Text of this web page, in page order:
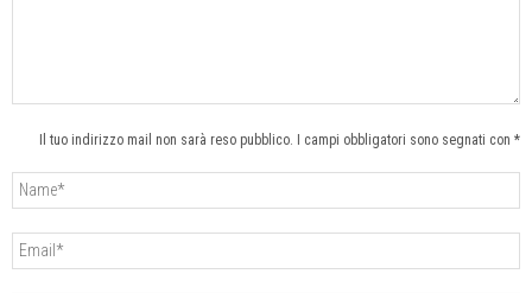
Il tuo indirizzo mail non sarà reso pubblico. I campi obbligatori sono segnati con *